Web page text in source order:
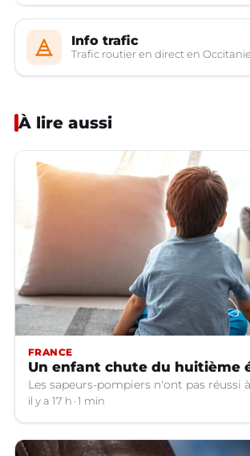
Info trafic
Trafic routier en direct en Occitanie
À lire aussi
FRANCE
Un enfant chute du huitième
Les sapeurs-pompiers n'ont pas réussi
il y a 17 h 1 min